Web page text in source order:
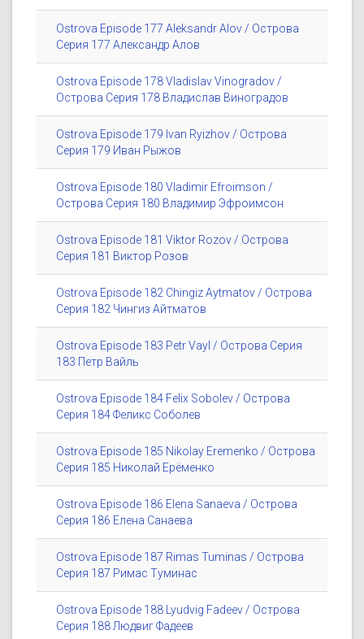
Ostrova Episode 177 Aleksandr Alov / Острова
Серия 177 Александр Алов
Ostrova Episode 178 Vladislav Vinogradov /
Острова Серия 178 Владислав Виноградов
Ostrova Episode 179 Ivan Ryizhov / Острова
Серия 179 Иван Рыжов
Ostrova Episode 180 Vladimir Efroimson /
Острова Серия 180 Владимир Эфроимсон
Ostrova Episode 181 Viktor Rozov / Острова
Серия 181 Виктор Розов
Ostrova Episode 182 Chingiz Aytmatov / Острова
Серия 182 Чингиз Айтматов
Ostrova Episode 183 Petr Vayl / Острова Серия
183 Петр Вайль
Ostrova Episode 184 Felix Sobolev / Острова
Серия 184 Феликс Соболев
Ostrova Episode 185 Nikolay Eremenko / Острова
Серия 185 Николай Ерёменко
Ostrova Episode 186 Elena Sanaeva / Острова
Серия 186 Елена Санаева
Ostrova Episode 187 Rimas Tuminas / Острова
Серия 187 Римас Туминас
Ostrova Episode 188 Lyudvig Fadeev / Острова
Серия 188 Людвиг Фадеев